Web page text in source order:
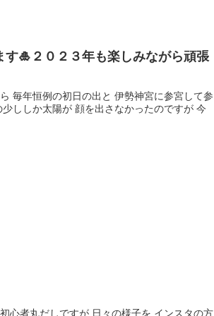
🎍２０２３年も楽しみながら頑張
毎年恒例の初日の出と 伊勢神宮に参宮して参
ししか太陽が 顔を出さなかったのですが 今
心者丸だしですが 日々の様子を インスタの方